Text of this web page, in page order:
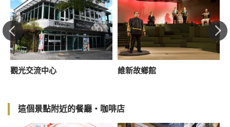
觀光交流中心 維新故鄉館
這個景點附近的餐廳・咖啡店